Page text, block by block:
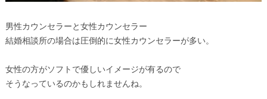
男性カウンセラーと女性カウンセラー
結婚相談所の場合は圧倒的に女性カウンセラーが多い。
女性の方がソフトで優しいイメージが有るので
そうなっているのかもしれませんね。